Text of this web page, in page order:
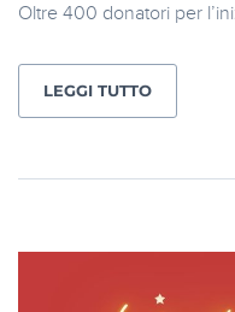
Oltre 400 donatori per
LEGGI TUTTO